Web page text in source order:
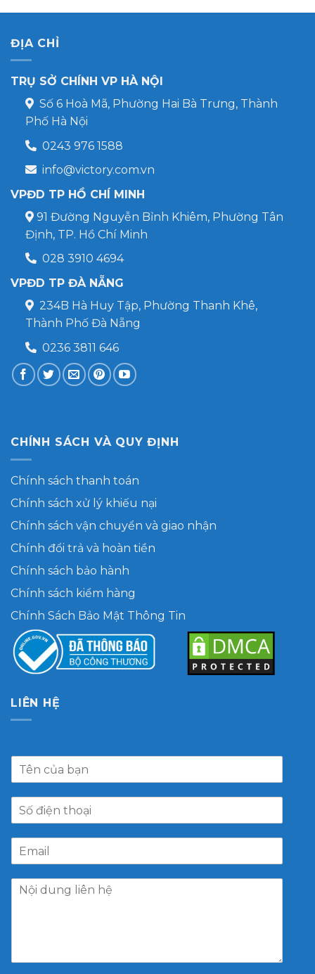
ĐỊA CHỈ
TRỤ SỞ CHÍNH VP HÀ NỘI
Số 6 Hoà Mã, Phường Hai Bà Trưng, Thành
Phố Hà Nội
0243 976 1588
info@victory.com.vn
VPĐD TP HỒ CHÍ MINH
91 Đường Nguyễn Bỉnh Khiêm, Phường Tân
Định, TP. Hồ Chí Minh
028 3910 4694
VPĐD TP ĐÀ NẴNG
234B Hà Huy Tập, Phường Thanh Khê,
Thành Phố Đà Nẵng
0236 3811 646
CHÍNH SÁCH VÀ QUY ĐỊNH
Chính sách thanh toán
Chính sách xử lý khiếu nại
Chính sách vận chuyển và giao nhận
Chính đổi trả và hoàn tiền
Chính sách bảo hành
Chính sách kiểm hàng
Chính Sách Bảo Mật Thông Tin
LIÊN HỆ